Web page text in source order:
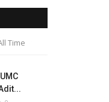
Time